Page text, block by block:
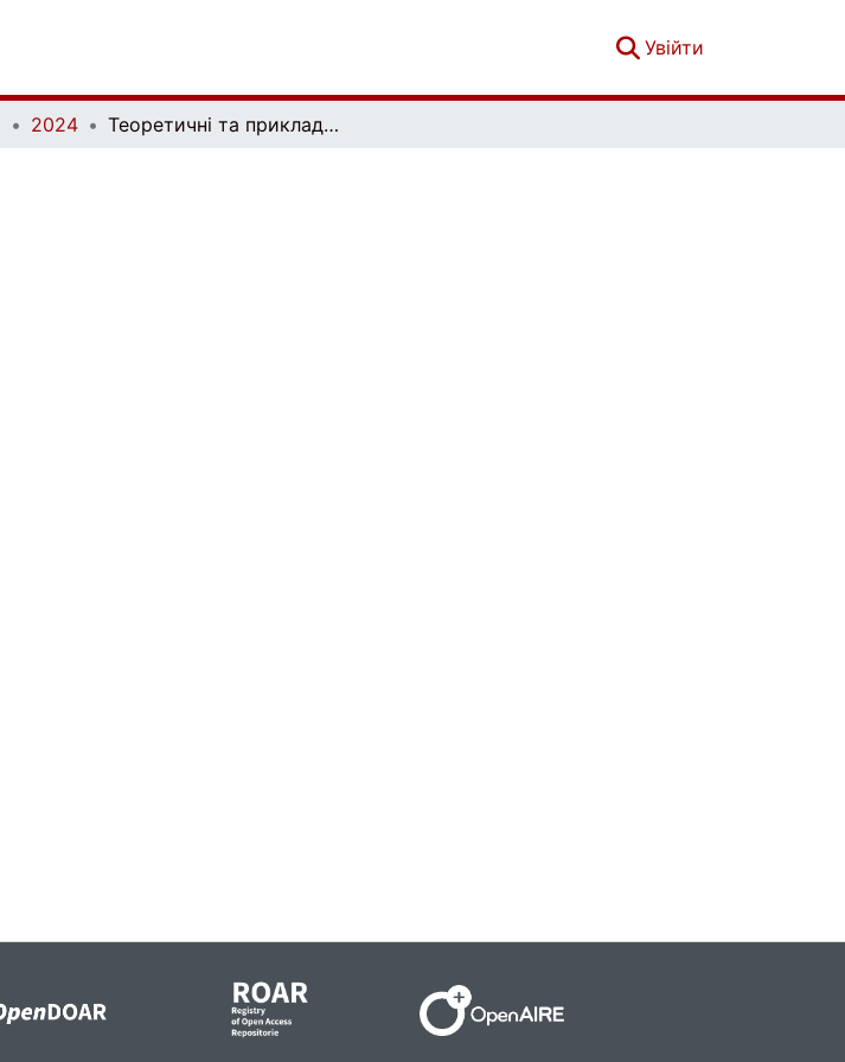
Увійти
2024 Теоретичні та прикладні питання економіки. Випуск 2 (49)